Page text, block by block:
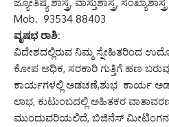
ಜ್ಯೋತಿಷ್ಯ ಶಾಸ್ತ್ರ, ವಾಸ್ತುಶಾಸ್ತ್ರ,
Mob. 93534 88403
ವೃಷಭ ರಾಶಿ:
ವಿದೇಶದಲ್ಲಿರುವ ನಿಮ್ಮ ಸ್ನೇಹಿತರಿಂದ
ಕೋಪ ಅಧಿಕ, ಸರಕಾರಿ ಗುತ್ತಿಗೆ ಹಣ
ಕಾರ್ಯಗಳಲ್ಲಿ ಅಡಚಣೆ,ಶುಭ ಕಾರ್ಯ
ಲಾಭ, ಕುಟುಂಬದಲ್ಲಿ ಅಹಿತಕರ
ಮುಂದುವರಿಯಲಿದೆ, ಬಿಜಿನೆಸ್